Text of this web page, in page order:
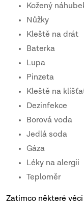
Kožený
Nůžky
Kleště na drát
Baterka
Lupa
Pinzeta
Kleště na
Dezinfekce
Borová voda
Jedlá soda
Gáza
Léky na alergii
Teploměr
Zatímco některé